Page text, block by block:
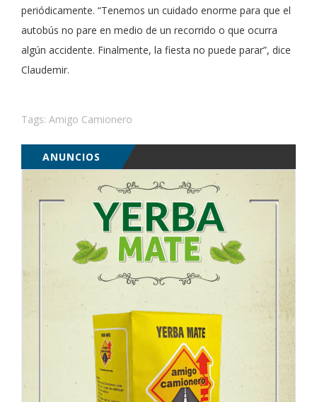
periódicamente. “Tenemos un cuidado enorme para que el
autobús no pare en medio de un recorrido o que ocurra
algún accidente. Finalmente, la fiesta no puede parar”, dice
Claudemir.
Tags: Amigo Camionero
ANUNCIOS